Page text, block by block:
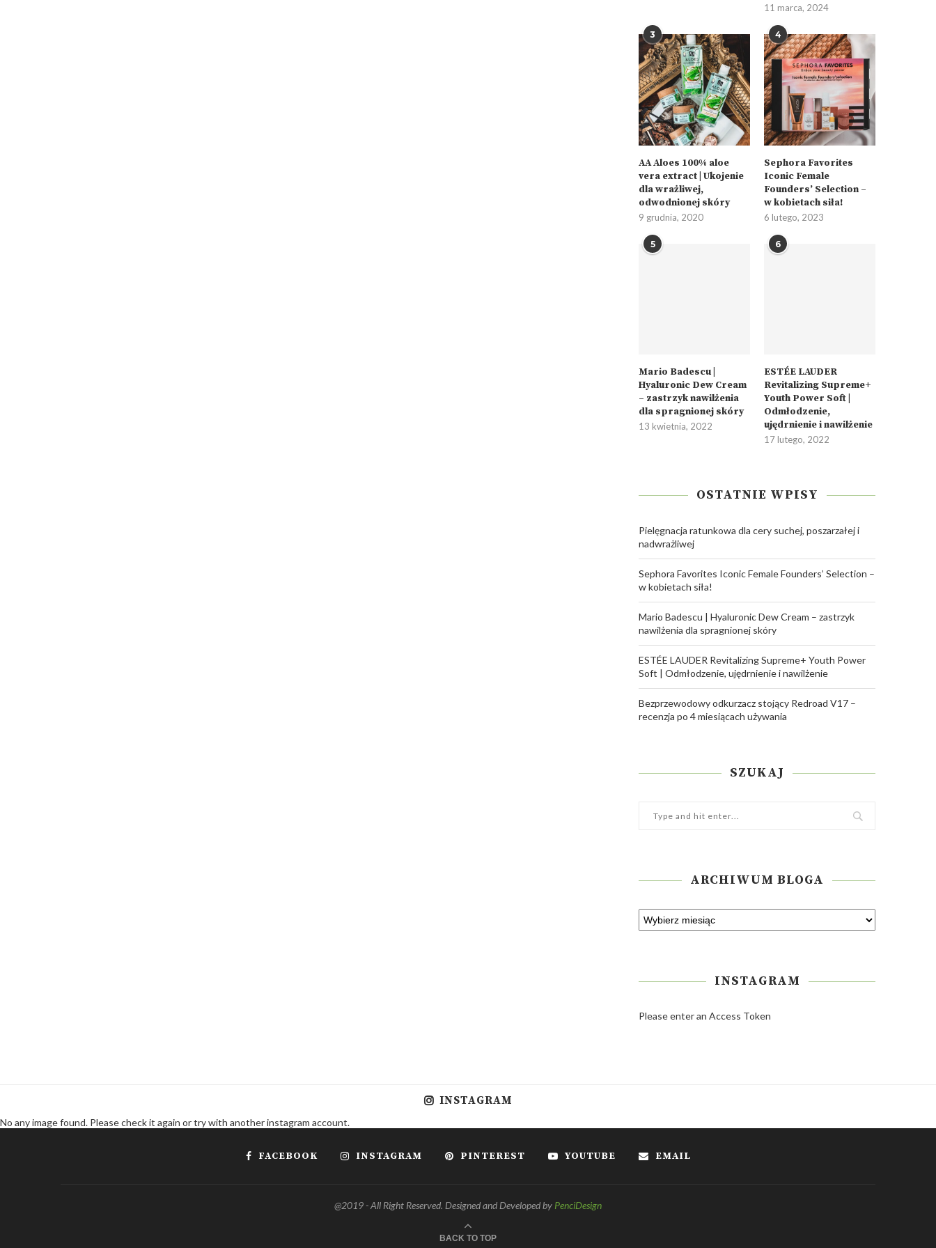
11 marca, 2024
3
AA Aloes 100% aloe
vera extract | Ukojenie
dla wrażliwej,
odwodnionej skóry
9 grudnia, 2020
4
Sephora Favorites
Iconic Female
Founders’ Selection –
w kobietach siła!
6 lutego, 2023
5
Mario Badescu |
Hyaluronic Dew Cream
– zastrzyk nawilżenia
dla spragnionej skóry
13 kwietnia, 2022
6
ESTÉE LAUDER
Revitalizing Supreme+
Youth Power Soft |
Odmłodzenie,
ujędrnienie i nawilżenie
17 lutego, 2022
OSTATNIE WPISY
Pielęgnacja ratunkowa dla cery suchej, poszarzałej i
nadwrażliwej
Sephora Favorites Iconic Female Founders’ Selection –
w kobietach siła!
Mario Badescu | Hyaluronic Dew Cream – zastrzyk
nawilżenia dla spragnionej skóry
ESTÉE LAUDER Revitalizing Supreme+ Youth Power
Soft | Odmłodzenie, ujędrnienie i nawilżenie
Bezprzewodowy odkurzacz stojący Redroad V17 –
recenzja po 4 miesiącach używania
SZUKAJ
ARCHIWUM BLOGA
INSTAGRAM
Please enter an Access Token
INSTAGRAM
No any image found. Please check it again or try with another instagram account.
FACEBOOK INSTAGRAM PINTEREST YOUTUBE EMAIL
@2019 - All Right Reserved. Designed and Developed by PenciDesign
BACK TO TOP